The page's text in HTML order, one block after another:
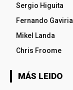
Sergio Higuita
Fernando Gaviria
Mikel Landa
Chris Froome
MÁS LEIDO